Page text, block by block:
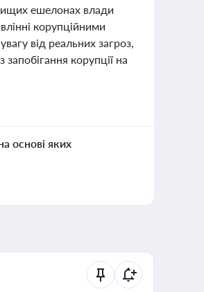
ешелонах влади
корупційними
від реальних загроз,
корупції на
основі яких